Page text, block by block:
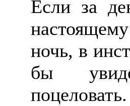
Если за
ночь, в
бы
поцеловать.